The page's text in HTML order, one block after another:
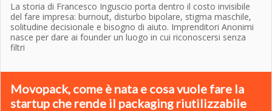
La storia di Francesco Inguscio porta dentro il costo invisibile
del fare impresa: burnout, disturbo bipolare, stigma maschile,
solitudine decisionale e bisogno di aiuto. Imprenditori Anonimi
nasce per dare ai founder un luogo in cui riconoscersi senza
filtri
Movopack, come è nata e cosa vuole fare la
startup che rende il packaging riutilizzabile